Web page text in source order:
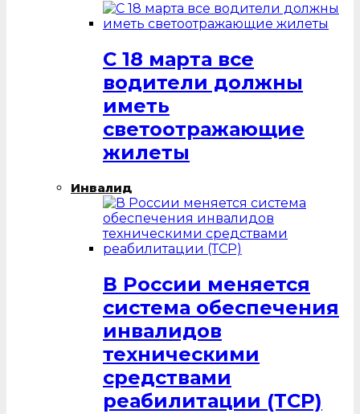
С 18 марта все
водители должны
иметь
светоотражающие
жилеты
Инвалид
В России меняется
система обеспечения
инвалидов
техническими
средствами
реабилитации (ТСР)